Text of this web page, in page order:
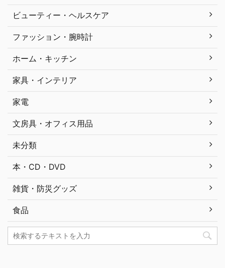
ビューティー・ヘルスケア
ファッション・腕時計
ホーム・キッチン
家具・インテリア
家電
文房具・オフィス用品
未分類
本・CD・DVD
雑貨・防災グッズ
食品